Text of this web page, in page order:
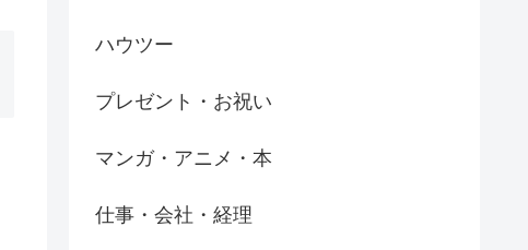
ハウツー
プレゼント・お祝い
マンガ・アニメ・本
仕事・会社・経理